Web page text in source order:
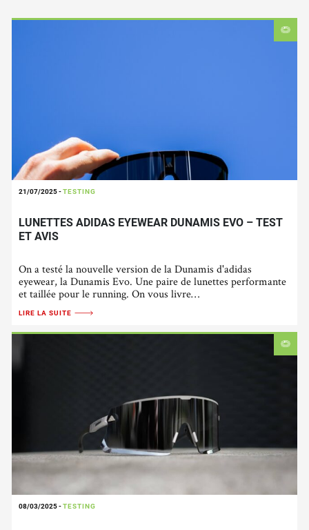
21/07/2025-TESTING
LUNETTES ADIDAS EYEWEAR DUNAMIS EVO – TEST
ET AVIS
On a testé la nouvelle version de la Dunamis d'adidas
eyewear, la Dunamis Evo. Une paire de lunettes performante
et taillée pour le running. On vous livre…
LIRE LA SUITE
08/03/2025-TESTING